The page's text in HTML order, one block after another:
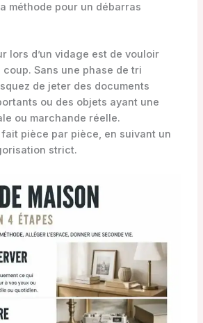
méthode pour un débarras
lors d’un vidage est de vouloir
coup. Sans une phase de tri
de jeter des documents
ou des objets ayant une
ou marchande réelle.
fait pièce par pièce, en suivant un
strict.